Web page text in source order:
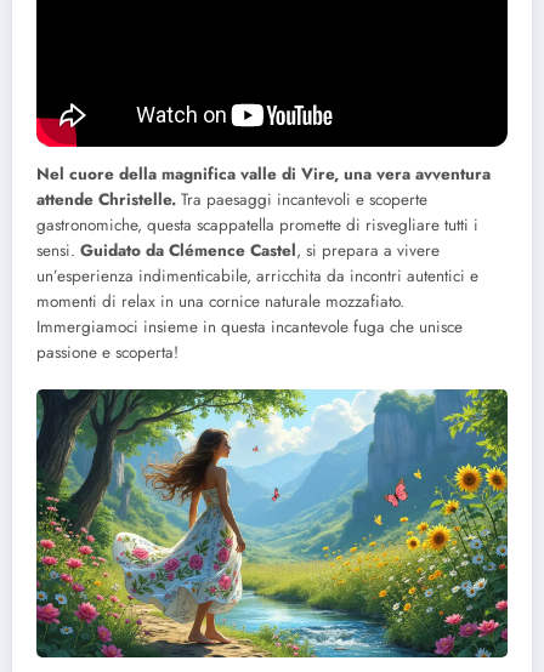
Nel cuore della magnifica valle di Vire, una vera avventura
attende Christelle. Tra paesaggi incantevoli e scoperte
gastronomiche, questa scappatella promette di risvegliare tutti i
sensi. Guidato da Clémence Castel, si prepara a vivere
un’esperienza indimenticabile, arricchita da incontri autentici e
momenti di relax in una cornice naturale mozzafiato.
Immergiamoci insieme in questa incantevole fuga che unisce
passione e scoperta!